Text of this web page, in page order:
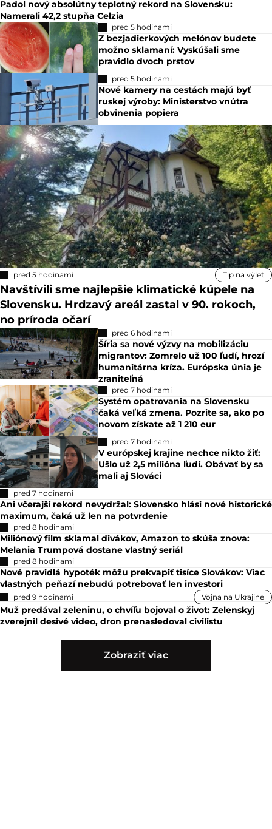
Padol nový absolútny teplotný rekord na Slovensku:
Namerali 42,2 stupňa Celzia
pred 5 hodinami
Z bezjadierkových melónov budete
možno sklamaní: Vyskúšali sme
pravidlo dvoch prstov
pred 5 hodinami
Nové kamery na cestách majú byť
ruskej výroby: Ministerstvo vnútra
obvinenia popiera
pred 5 hodinami Tip na výlet
Navštívili sme najlepšie klimatické kúpele na
Slovensku. Hrdzavý areál zastal v 90. rokoch,
no príroda očarí
pred 6 hodinami
Šíria sa nové výzvy na mobilizáciu
migrantov: Zomrelo už 100 ľudí, hrozí
humanitárna kríza. Európska únia je
zraniteľná
pred 7 hodinami
Systém opatrovania na Slovensku
čaká veľká zmena. Pozrite sa, ako po
novom získate až 1 210 eur
pred 7 hodinami
V európskej krajine nechce nikto žiť:
Ušlo už 2,5 milióna ľudí. Obávať by sa
mali aj Slováci
pred 7 hodinami
Ani včerajší rekord nevydržal: Slovensko hlási nové historické
maximum, čaká už len na potvrdenie
pred 8 hodinami
Miliónový film sklamal divákov, Amazon to skúša znova:
Melania Trumpová dostane vlastný seriál
pred 8 hodinami
Nové pravidlá hypoték môžu prekvapiť tisíce Slovákov: Viac
vlastných peňazí nebudú potrebovať len investori
pred 9 hodinami Vojna na Ukrajine
Muž predával zeleninu, o chvíľu bojoval o život: Zelenskyj
zverejnil desivé video, dron prenasledoval civilistu
Zobraziť viac